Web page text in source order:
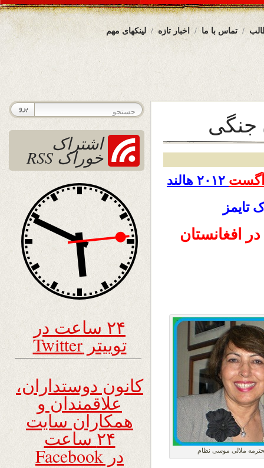
لینکهای مهم اخبار تازه تماس با ما
جنگی
تایمز
افغانستان
ملالی موسی نظام
اشتراک
خوراک RSS
۲۴ ساعت در
توییتر Twitter
کانون دوستداران،
علاقمندان و
همکاران سایت
۲۴ ساعت
در Facebook